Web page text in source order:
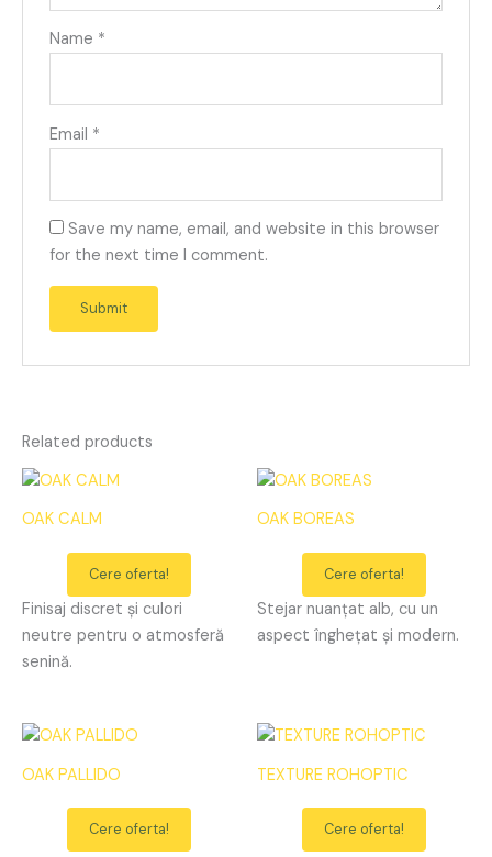
Name *
Email *
Save my name, email, and website in this browser
for the next time I comment.
Related products
OAK CALM
Cere oferta!
Finisaj discret și culori
neutre pentru o atmosferă
senină.
OAK BOREAS
Cere oferta!
Stejar nuanțat alb, cu un
aspect înghețat și modern.
OAK PALLIDO
Cere oferta!
TEXTURE ROHOPTIC
Cere oferta!